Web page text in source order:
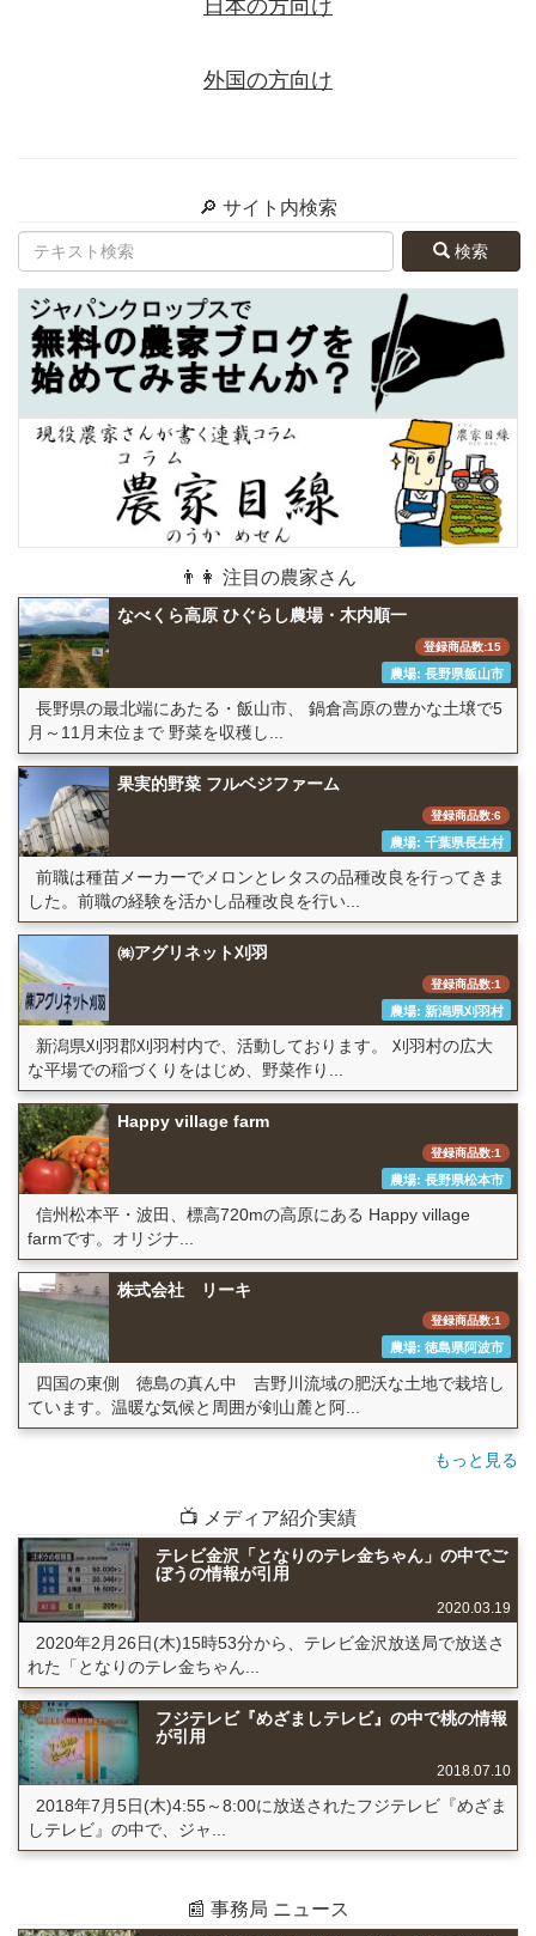
日本の方向け
外国の方向け
🔎 サイト内検索
検索
👨👩 注目の農家さん
なべくら高原 ひぐらし農場・木内順一
登録商品数:15
農場: 長野県飯山市
長野県の最北端にあたる・飯山市、 鍋倉高原の豊かな土壌で5
月～11月末位まで 野菜を収穫し...
果実的野菜 フルベジファーム
登録商品数:6
農場: 千葉県長生村
前職は種苗メーカーでメロンとレタスの品種改良を行ってきま
した。前職の経験を活かし品種改良を行い...
㈱アグリネット刈羽
登録商品数:1
農場: 新潟県刈羽村
新潟県刈羽郡刈羽村内で、活動しております。 刈羽村の広大
な平場での稲づくりをはじめ、野菜作り...
Happy village farm
登録商品数:1
農場: 長野県松本市
信州松本平・波田、標高720mの高原にある Happy village
farmです。オリジナ...
株式会社 リーキ
登録商品数:1
農場: 徳島県阿波市
四国の東側 徳島の真ん中 吉野川流域の肥沃な土地で栽培し
ています。温暖な気候と周囲が剣山麓と阿...
もっと見る
📺 メディア紹介実績
テレビ金沢「となりのテレ金ちゃん」の中でご
ぼうの情報が引用
2020.03.19
2020年2月26日(木)15時53分から、テレビ金沢放送局で放送さ
れた「となりのテレ金ちゃん...
フジテレビ『めざましテレビ』の中で桃の情報
が引用
2018.07.10
2018年7月5日(木)4:55～8:00に放送されたフジテレビ『めざま
しテレビ』の中で、ジャ...
📰 事務局 ニュース